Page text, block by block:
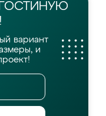
ГОСТИНУЮ
вариант
и